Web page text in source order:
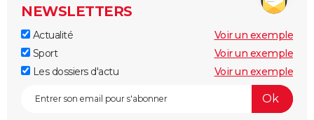
NEWSLETTERS
Actualité
Voir un exemple
Sport
Voir un exemple
Les dossiers d'actu
Voir un exemple